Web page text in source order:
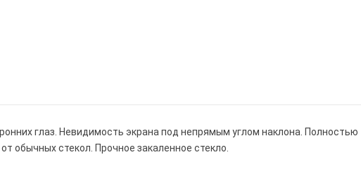
глаз. Невидимость экрана под непрямым углом наклона. Полностью
обычных стекол. Прочное закаленное стекло.